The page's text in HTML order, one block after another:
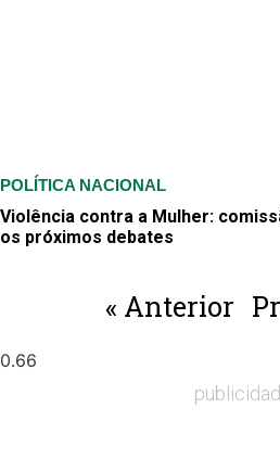
POLÍTICA NACIONAL
Violência contra a Mulher:
os próximos debates
« Anterior